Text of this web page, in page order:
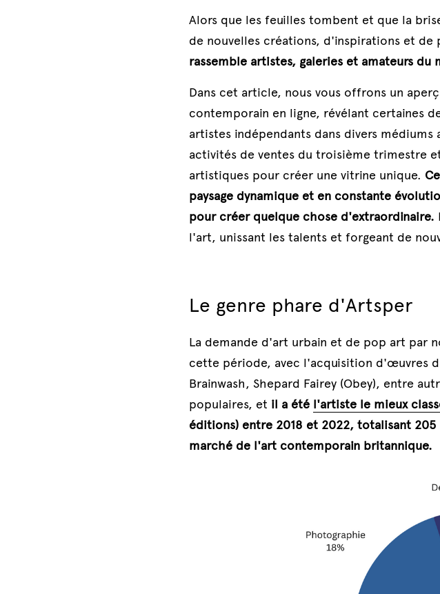
Alors que les feuilles tombent et que la
de nouvelles créations, d'inspirations et de
rassemble artistes, galeries et amateurs
Dans cet article, nous vous offrons un
contemporain en ligne, révélant certaines
artistes indépendants dans divers
activités de ventes du troisième trimestre
artistiques pour créer une vitrine unique.
paysage dynamique et en constante
pour créer quelque chose d'extraordinaire.
l'art, unissant les talents et forgeant de
Le genre phare d'Artsper
La demande d'art urbain et de pop art par
cette période, avec l'acquisition d'œuvres
Brainwash, Shepard Fairey (Obey), entre
populaires, et il a été l'artiste le mieux
éditions) entre 2018 et 2022, totalisant
marché de l'art contemporain britannique.